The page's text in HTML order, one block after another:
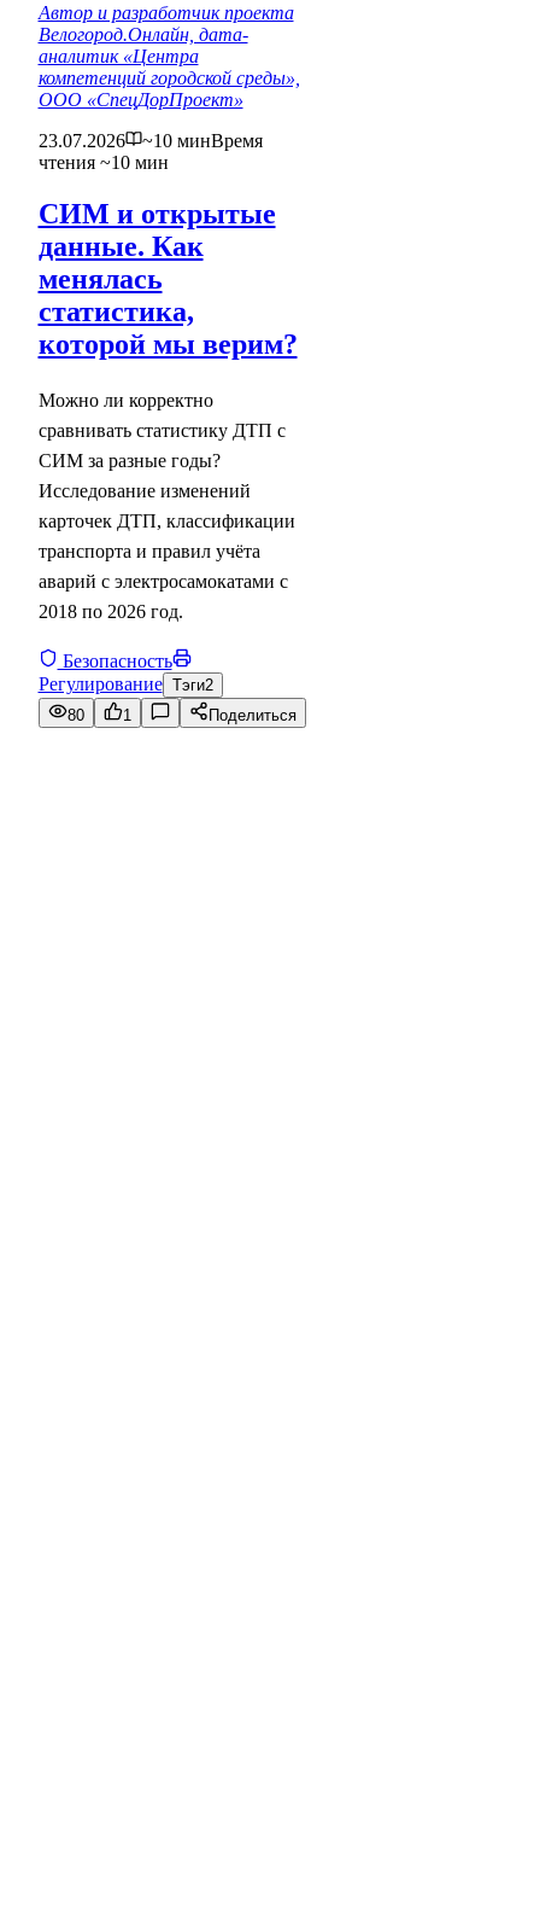
Автор и разработчик проекта
Велогород.Онлайн, дата-
аналитик «Центра
компетенций городской среды»,
ООО «СпецДорПроект»
23.07.2026
~10 минВремя
чтения ~10 мин
СИМ и открытые
данные. Как
менялась
статистика,
которой мы верим?
Можно ли корректно
сравнивать статистику ДТП с
СИМ за разные годы?
Исследование изменений
карточек ДТП, классификации
транспорта и правил учёта
аварий с электросамокатами с
2018 по 2026 год.
Безопасность
Регулирование Тэги2
80
1 Поделиться